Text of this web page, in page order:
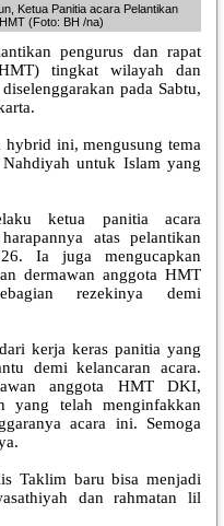
Ketua Panitia acara Pelantikan
(Foto: BH /na)
pengurus dan rapat
tingkat wilayah dan
pada Sabtu,
hybrid ini, mengusung tema
untuk Islam yang
ketua panitia acara
atas pelantikan
Ia juga mengucapkan
dermawan anggota HMT
rezekinya demi
kerja keras panitia yang
demi kelancaran acara.
anggota HMT DKI,
yang telah menginfakkan
acara ini. Semoga
Taklim baru bisa menjadi
dan rahmatan lil